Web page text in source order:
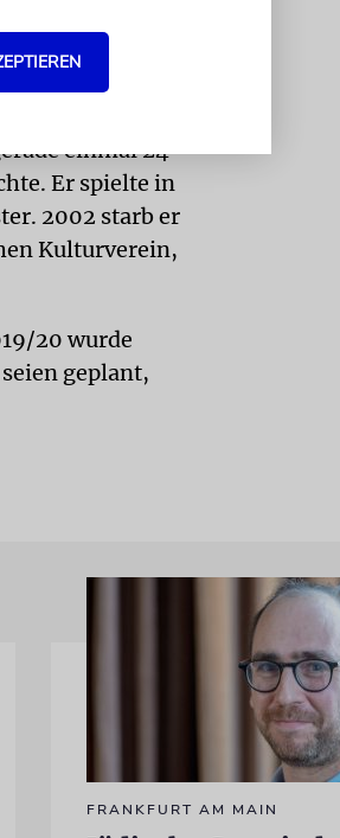
»Heute Abend
In Minsk
einmal 24
Er spielte in
2002 starb er
Kulturverein,
20 wurde
geplant,
FRANKFURT AM MAIN